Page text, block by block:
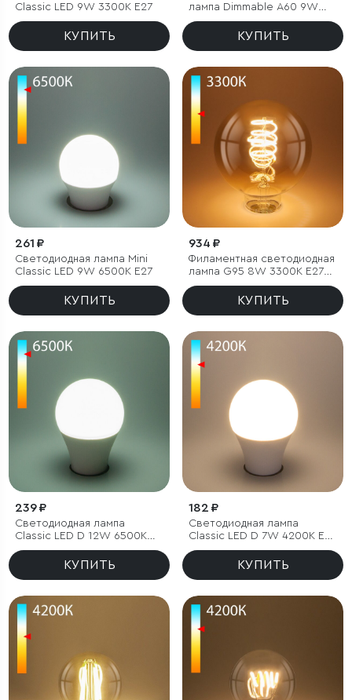
Classic LED 9W 3300K E27
КУПИТЬ
лампа Dimmable A60 9W
4200K E27
КУПИТЬ
261 ₽
Светодиодная лампа Mini
Classic LED 9W 6500K E27
КУПИТЬ
934 ₽
Филаментная светодиодная
лампа G95 8W 3300K E27
тонированная
КУПИТЬ
239 ₽
Светодиодная лампа
Classic LED D 12W 6500K
E27 А60
КУПИТЬ
182 ₽
Светодиодная лампа
Classic LED D 7W 4200K E27
А60
КУПИТЬ